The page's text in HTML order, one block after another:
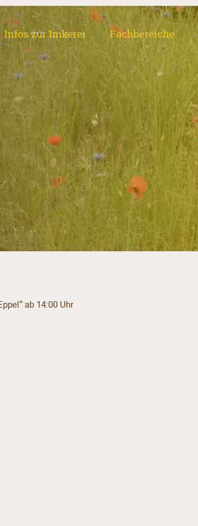
Infos zur Imkerei Fachbereiche
ab 14:00 Uhr